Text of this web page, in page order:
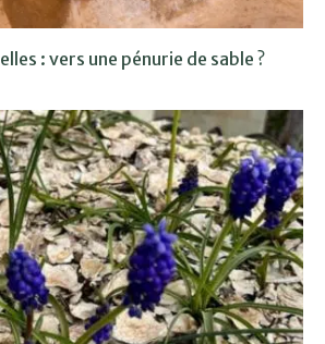
: vers une pénurie de sable ?